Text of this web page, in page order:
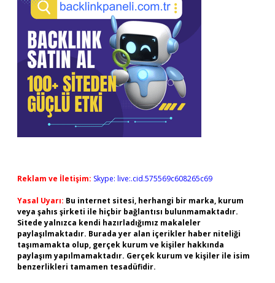
Reklam ve İletişim: Skype: live:.cid.575569c608265c69
Yasal Uyarı: Bu internet sitesi, herhangi bir marka, kurum
veya şahıs şirketi ile hiçbir bağlantısı bulunmamaktadır.
Sitede yalnızca kendi hazırladığımız makaleler
paylaşılmaktadır. Burada yer alan içerikler haber niteliği
taşımamakta olup, gerçek kurum ve kişiler hakkında
paylaşım yapılmamaktadır. Gerçek kurum ve kişiler ile isim
benzerlikleri tamamen tesadüfidir.